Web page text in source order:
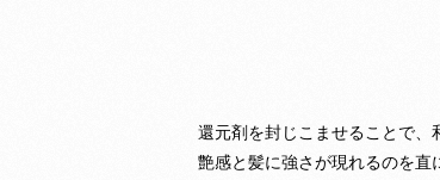
還元剤を封じこませることで、
艶感と髪に強さが現れるのを直